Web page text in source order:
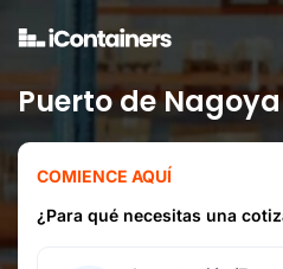
Puerto de Nagoya
COMIENCE AQUÍ
¿Para qué necesitas una